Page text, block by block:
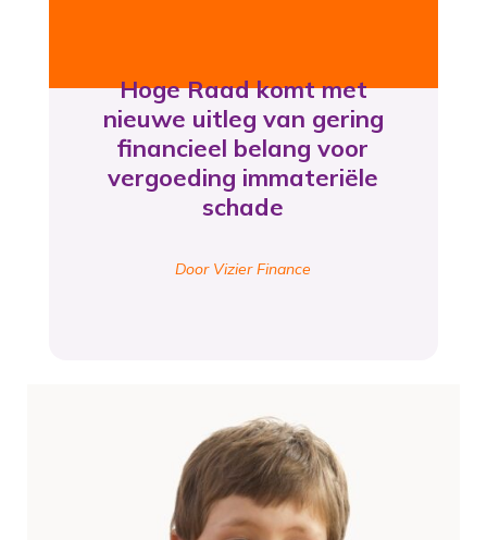
Hoge Raad komt met
nieuwe uitleg van gering
financieel belang voor
vergoeding immateriële
schade
Door Vizier Finance